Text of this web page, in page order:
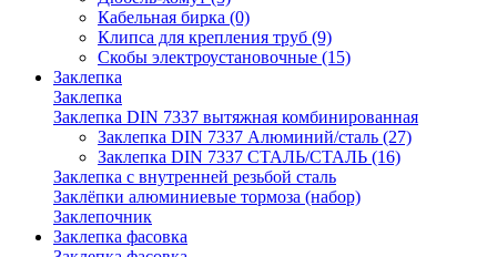
Кабельная бирка (0)
Клипса для крепления труб (9)
Скобы электроустановочные (15)
Заклепка
Заклепка
Заклепка DIN 7337 вытяжная комбинированная
Заклепка DIN 7337 Алюминий/сталь (27)
Заклепка DIN 7337 СТАЛЬ/СТАЛЬ (16)
Заклепка с внутренней резьбой сталь
Заклёпки алюминиевые тормоза (набор)
Заклепочник
Заклепка фасовка